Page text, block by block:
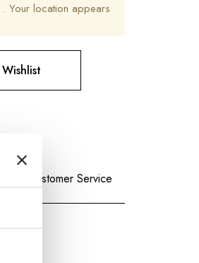
. Your location appears
Wishlist
Customer Service